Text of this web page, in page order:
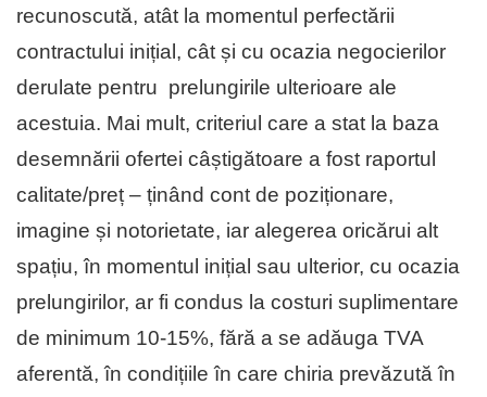
recunoscută, atât la momentul perfectării
contractului inițial, cât și cu ocazia negocierilor
derulate pentru prelungirile ulterioare ale
acestuia. Mai mult, criteriul care a stat la baza
desemnării ofertei câștigătoare a fost raportul
calitate/preț – ținând cont de poziționare,
imagine și notorietate, iar alegerea oricărui alt
spațiu, în momentul inițial sau ulterior, cu ocazia
prelungirilor, ar fi condus la costuri suplimentare
de minimum 10-15%, fără a se adăuga TVA
aferentă, în condițiile în care chiria prevăzută în